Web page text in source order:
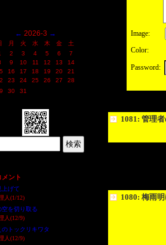
← 2026-3 →
月 火 水 木 金
土
2 3 4 5 6
7
9 10 11 12 13
14
16 17 18 19 20
21
23 24 25 26 27
28
30 31
ント
上げて
人(1/12)
空を切り取る
人(12/9)
のトックリキワタ
人(12/9)
Image:
Color:
Password:
1081: 管理
1080: 梅雨